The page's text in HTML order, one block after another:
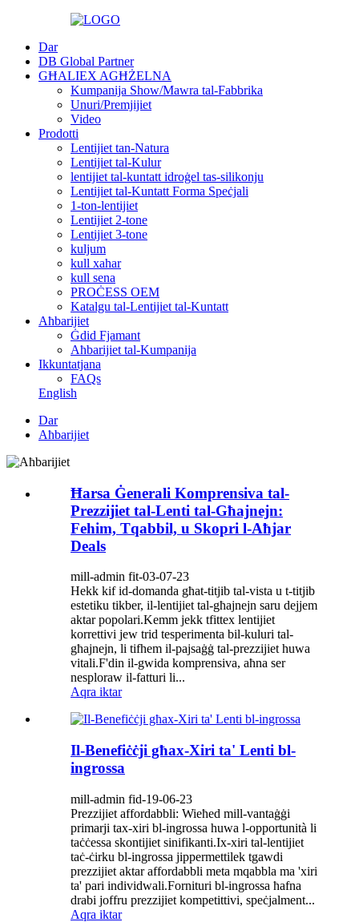
Dar
DB Global Partner
GĦALIEX AGĦŻELNA
Kumpanija Show/Mawra tal-Fabbrika
Unuri/Premjijiet
Video
Prodotti
Lentijiet tan-Natura
Lentijiet tal-Kulur
lentijiet tal-kuntatt idroġel tas-silikonju
Lentijiet tal-Kuntatt Forma Speċjali
1-ton-lentijiet
Lentijiet 2-tone
Lentijiet 3-tone
kuljum
kull xahar
kull sena
PROĊESS OEM
Katalgu tal-Lentijiet tal-Kuntatt
Aħbarijiet
Ġdid Fjamant
Aħbarijiet tal-Kumpanija
Ikkuntatjana
FAQs
English
Dar
Aħbarijiet
Ħarsa Ġenerali Komprensiva tal-
Prezzijiet tal-Lenti tal-Għajnejn:
Fehim, Tqabbil, u Skopri l-Aħjar
Deals
mill-admin fit-03-07-23
Hekk kif id-domanda għat-titjib tal-vista u t-titjib
estetiku tikber, il-lentijiet tal-għajnejn saru dejjem
aktar popolari.Kemm jekk tfittex lentijiet
korrettivi jew trid tesperimenta bil-kuluri tal-
għajnejn, li tifhem il-pajsaġġ tal-prezzijiet huwa
vitali.F'din il-gwida komprensiva, aħna ser
nesploraw il-fatturi li...
Aqra iktar
Il-Benefiċċji għax-Xiri ta' Lenti bl-
ingrossa
mill-admin fid-19-06-23
Prezzijiet affordabbli: Wieħed mill-vantaġġi
primarji tax-xiri bl-ingrossa huwa l-opportunità li
taċċessa skontijiet sinifikanti.Ix-xiri tal-lentijiet
taċ-ċirku bl-ingrossa jippermettilek tgawdi
prezzijiet aktar affordabbli meta mqabbla ma 'xiri
ta' pari individwali.Fornituri bl-ingrossa ħafna
drabi joffru prezzijiet kompetittivi, speċjalment...
Aqra iktar